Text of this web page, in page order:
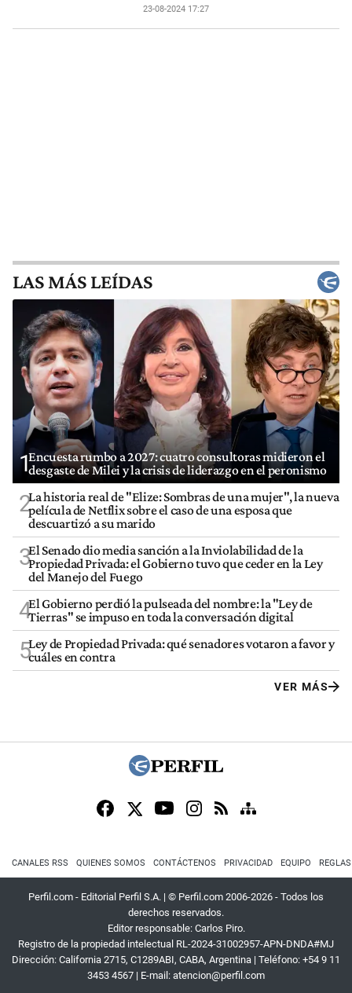
23-08-2024 17:27
LAS MÁS LEÍDAS
1Encuesta rumbo a 2027: cuatro consultoras midieron el
desgaste de Milei y la crisis de liderazgo en el peronismo
2La historia real de "Elize: Sombras de una mujer", la nueva
película de Netflix sobre el caso de una esposa que
descuartizó a su marido
3El Senado dio media sanción a la Inviolabilidad de la
Propiedad Privada: el Gobierno tuvo que ceder en la Ley
del Manejo del Fuego
4El Gobierno perdió la pulseada del nombre: la "Ley de
Tierras" se impuso en toda la conversación digital
5Ley de Propiedad Privada: qué senadores votaron a favor y
cuáles en contra
VER MÁS
CANALES RSS QUIENES SOMOS CONTÁCTENOS PRIVACIDAD EQUIPO
Perfil.com - Editorial Perfil S.A. | © Perfil.com 2006-2026 - Todos los
derechos reservados.
Editor responsable: Carlos Piro.
Registro de la propiedad intelectual RL-2024-31002957-APN-DNDA#MJ
Dirección: California 2715, C1289ABI, CABA, Argentina | Teléfono: +54 9 11
3453 4567 | E-mail: atencion@perfil.com